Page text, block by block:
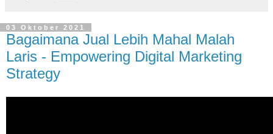
03 Oktober 2021
Bagaimana Jual Lebih Mahal Malah
Laris - Empowering Digital Marketing
Strategy